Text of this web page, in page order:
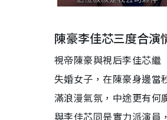
陳豪李佳芯三度合演
視帝陳豪與視后李佳芯繼
失婚女子，在陳豪身邊當
滿浪漫氣氛，中途更有何
與李佳芯同是實力派演員